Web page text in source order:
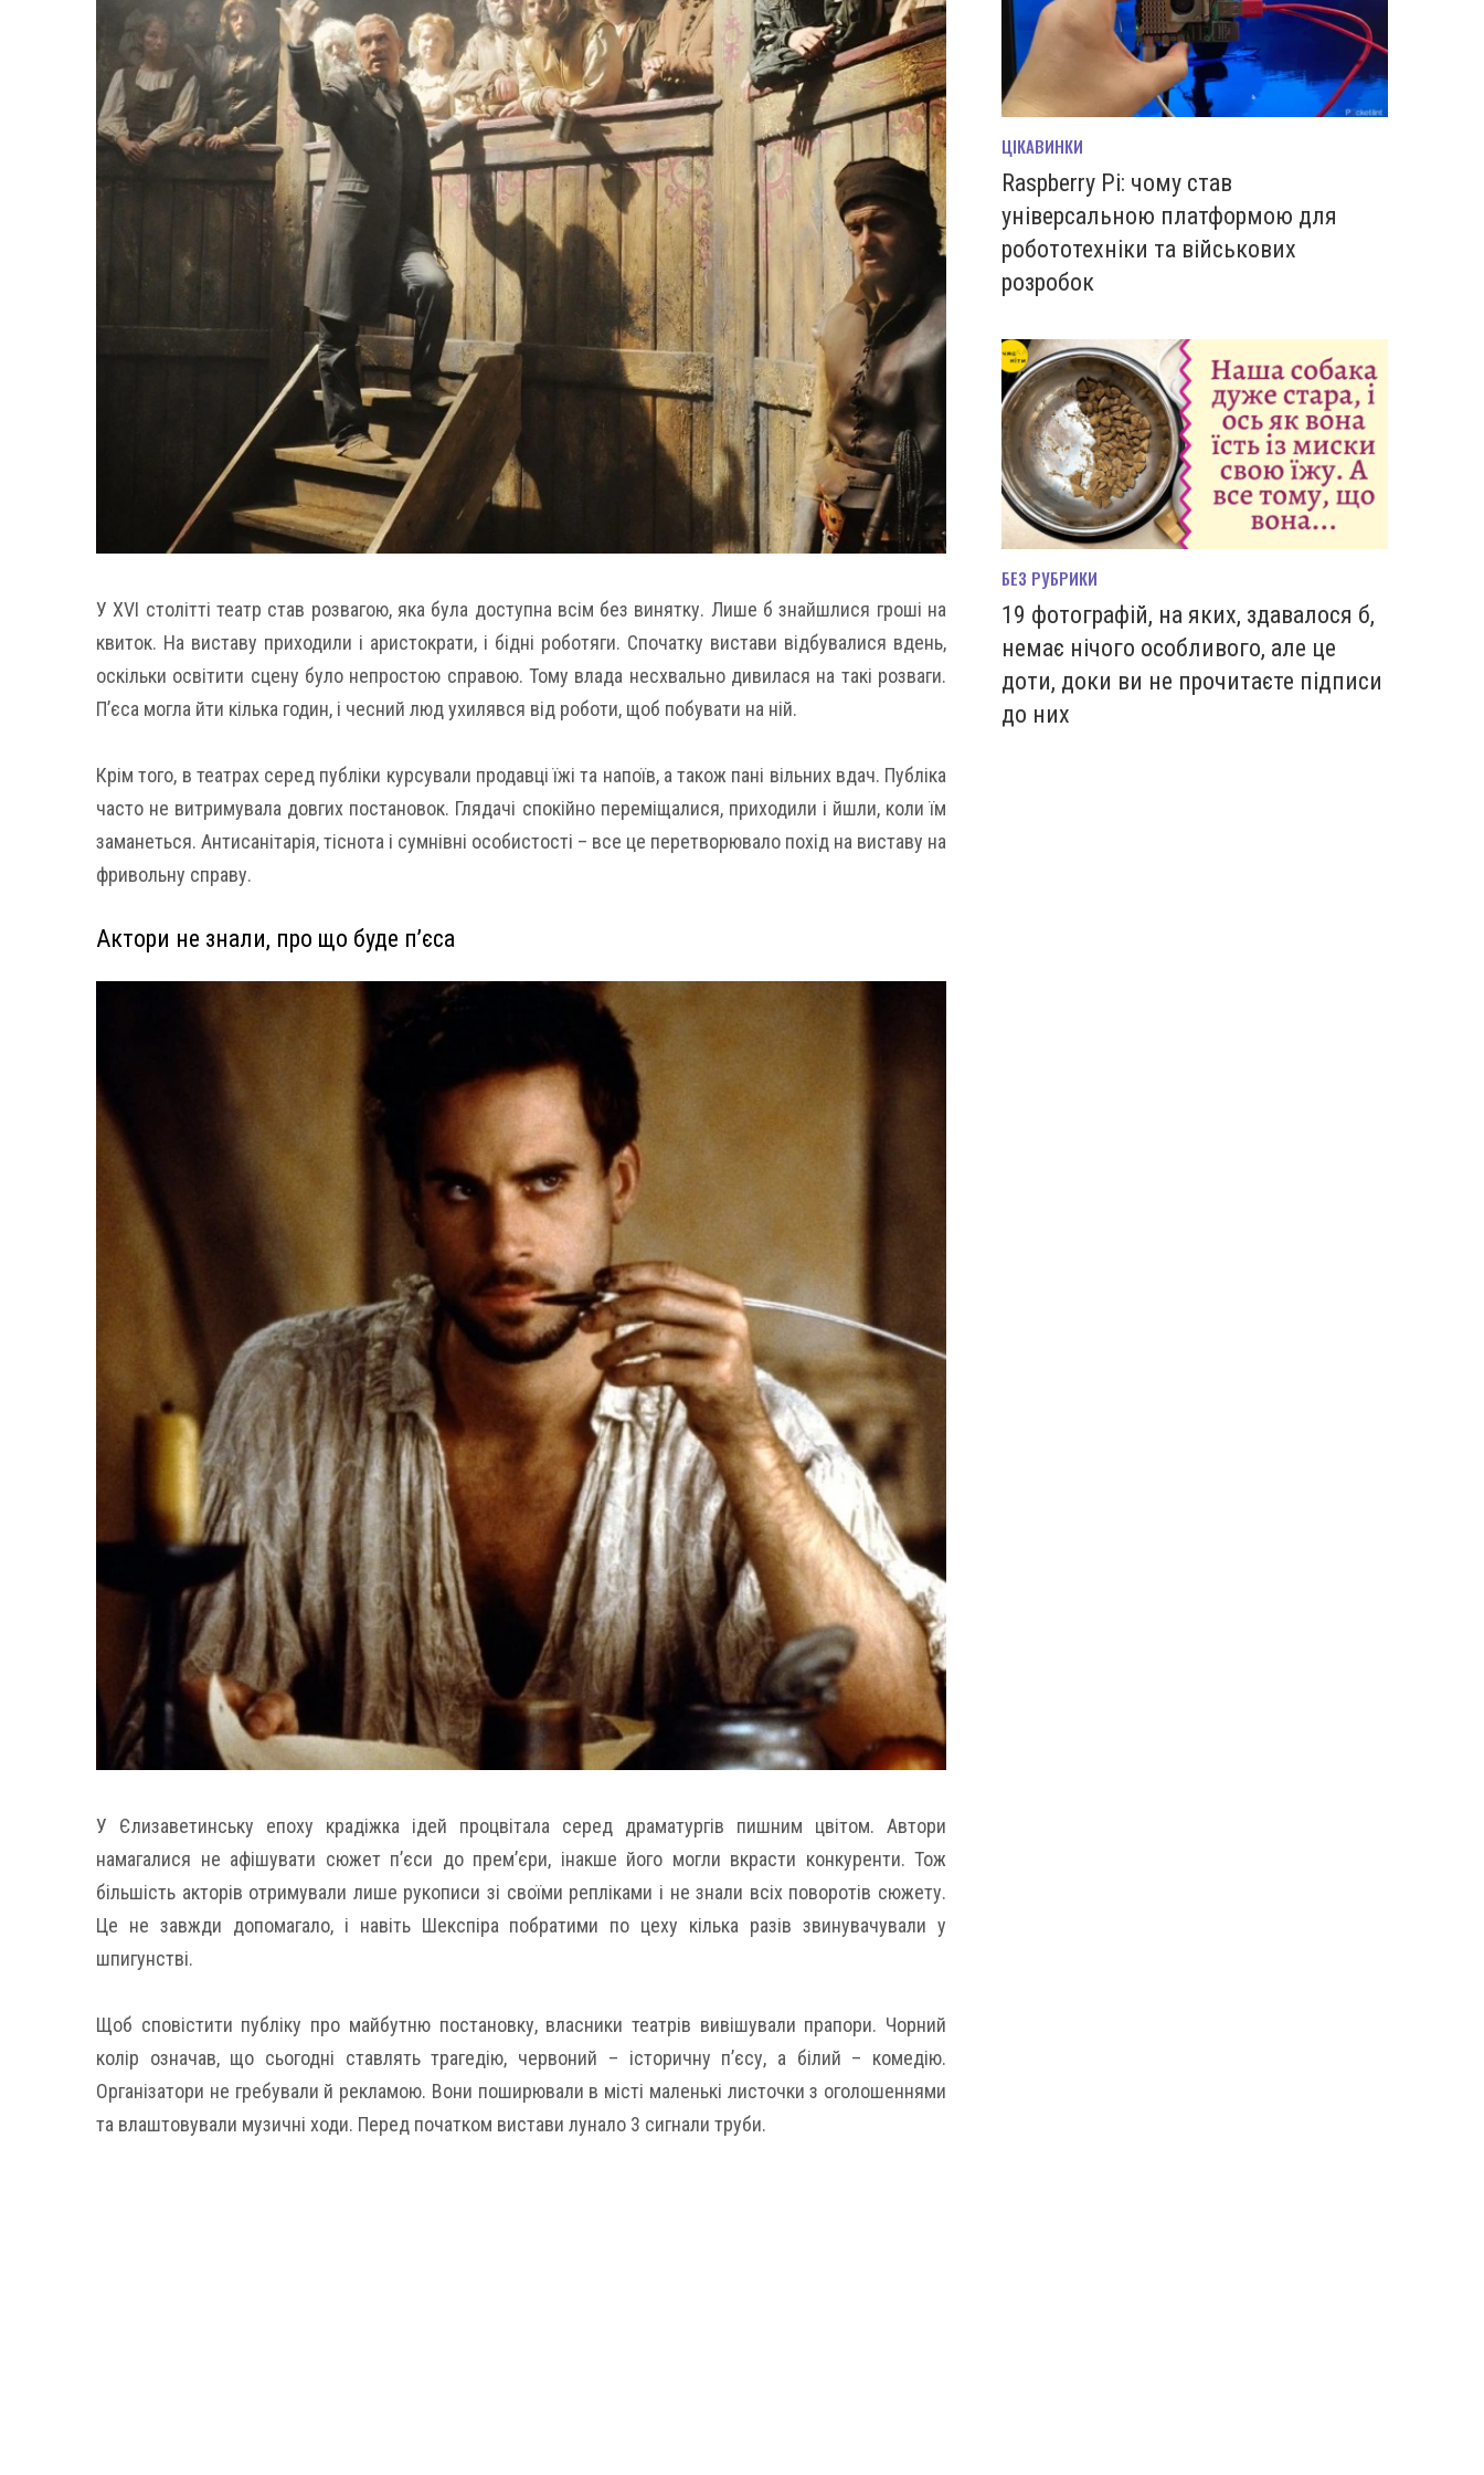
У XVI столітті театр став розвагою, яка була доступна всім без винятку. Лише б знайшлися гроші на
квиток. На виставу приходили і аристократи, і бідні роботяги. Спочатку вистави відбувалися вдень,
оскільки освітити сцену було непростою справою. Тому влада несхвально дивилася на такі розваги.
П’єса могла йти кілька годин, і чесний люд ухилявся від роботи, щоб побувати на ній.
Крім того, в театрах серед публіки курсували продавці їжі та напоїв, а також пані вільних вдач. Публіка
часто не витримувала довгих постановок. Глядачі спокійно переміщалися, приходили і йшли, коли їм
заманеться. Антисанітарія, тіснота і сумнівні особистості – все це перетворювало похід на виставу на
фривольну справу.
Актори не знали, про що буде п’єса
У Єлизаветинську епоху крадіжка ідей процвітала серед драматургів пишним цвітом. Автори
намагалися не афішувати сюжет п’єси до прем’єри, інакше його могли вкрасти конкуренти. Тож
більшість акторів отримували лише рукописи зі своїми репліками і не знали всіх поворотів сюжету.
Це не завжди допомагало, і навіть Шекспіра побратими по цеху кілька разів звинувачували у
шпигунстві.
Щоб сповістити публіку про майбутню постановку, власники театрів вивішували прапори. Чорний
колір означав, що сьогодні ставлять трагедію, червоний – історичну п’єсу, а білий – комедію.
Організатори не гребували й рекламою. Вони поширювали в місті маленькі листочки з оголошеннями
та влаштовували музичні ходи. Перед початком вистави лунало 3 сигнали труби.
ЦІКАВИНКИ
Raspberry Pi: чому став
універсальною платформою для
робототехніки та військових
розробок
БЕЗ РУБРИКИ
19 фотографій, на яких, здавалося б,
немає нічого особливого, але це
доти, доки ви не прочитаєте підписи
до них